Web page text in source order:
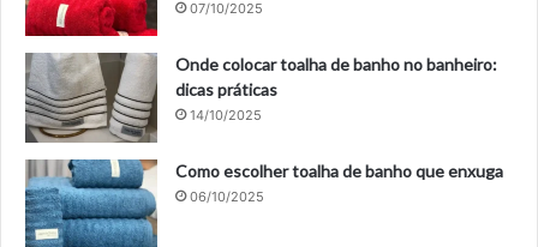
07/10/2025
Onde colocar toalha de banho no banheiro:
dicas práticas
14/10/2025
Como escolher toalha de banho que enxuga
06/10/2025